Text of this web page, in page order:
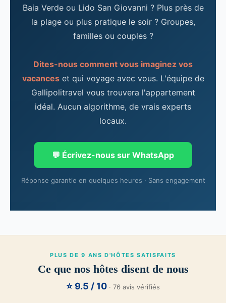
Baia Verde ou Lido San Giovanni ? Plus près de
la plage ou plus pratique le soir ? Groupes,
familles ou couples ?
Dites-nous comment vous imaginez vos
vacanceset qui voyage avec vous. L'équipe de
Gallipolitravel vous trouvera l'appartement
idéal. Aucun algorithme, de vrais experts
locaux.
💬 Écrivez-nous sur WhatsApp
Réponse garantie en quelques heures · Sans engagement
PLUS DE 9 ANS D'HÔTES SATISFAITS
Ce que nos hôtes disent de nous
⭐ 9.5 / 10 · 76 avis vérifiés